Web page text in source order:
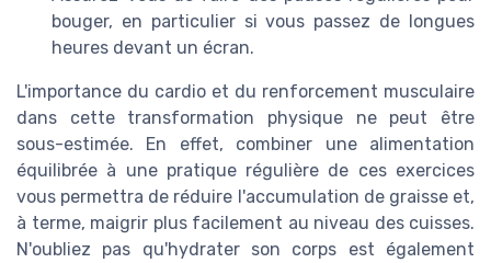
bouger, en particulier si vous passez de longues
heures devant un écran.
L'importance du cardio et du renforcement musculaire
dans cette transformation physique ne peut être
sous-estimée. En effet, combiner une alimentation
équilibrée à une pratique régulière de ces exercices
vous permettra de réduire l'accumulation de graisse et,
à terme, maigrir plus facilement au niveau des cuisses.
N'oubliez pas qu'hydrater son corps est également